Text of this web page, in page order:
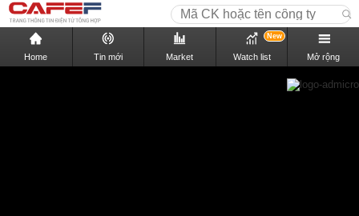
Home Tin mới Market Watch list
New
Mở rộng